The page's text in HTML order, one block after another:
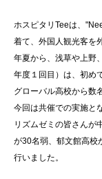
ホスピタリTeeは、
着て、外国人観光客を
年夏から、浅草や上野
年度１回目）は、初め
グローバル高校から数
今回は共催での実施と
リズムゼミの皆さんが
が30名弱、郁文館高校
行いました。